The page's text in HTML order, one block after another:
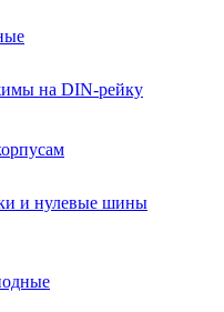
на DIN-рейку
и нулевые шины